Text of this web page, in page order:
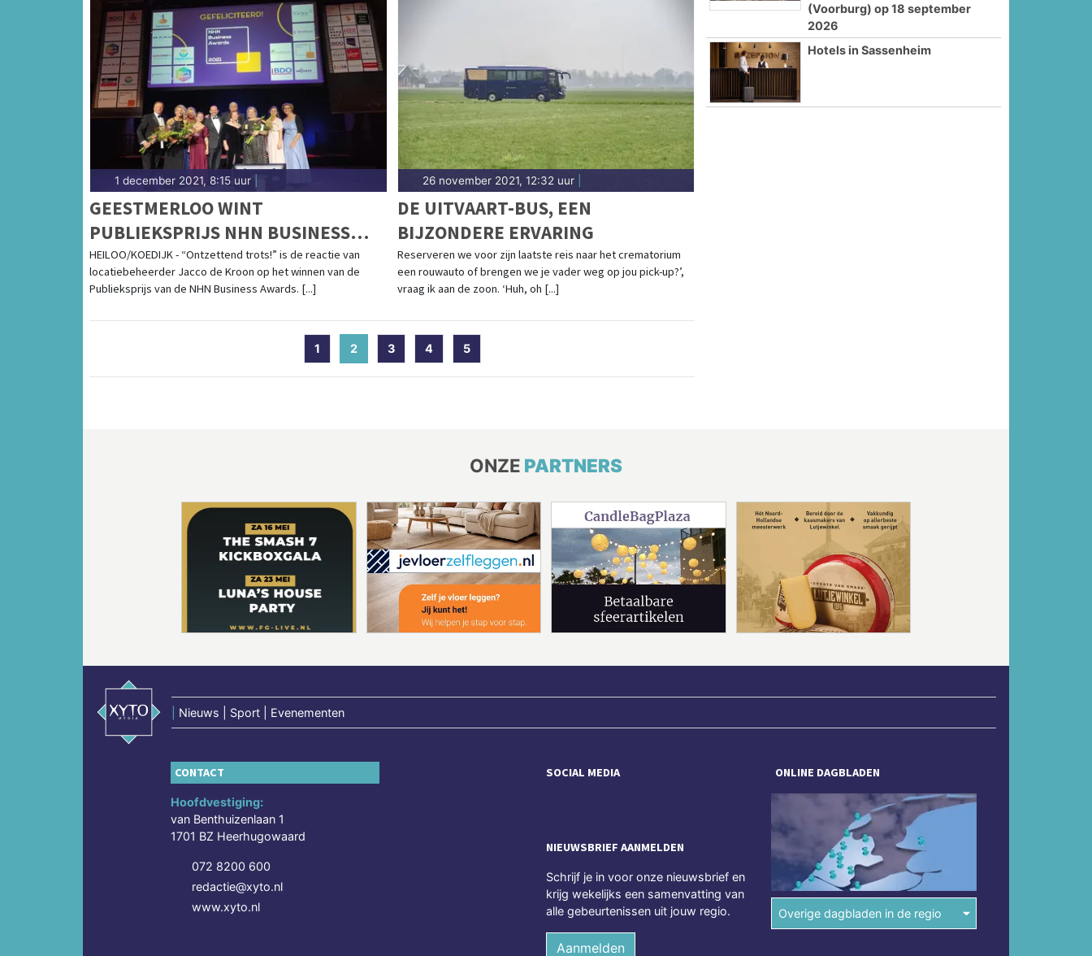
1 december 2021, 8:15 uur
GEESTMERLOO WINT
PUBLIEKSPRIJS NHN BUSINESS
AWARDS
HEILOO/KOEDIJK - “Ontzettend trots!” is de reactie van
locatiebeheerder Jacco de Kroon op het winnen van de
Publieksprijs van de NHN Business Awards. [...]
26 november 2021, 12:32 uur|
DE UITVAART-BUS, EEN
BIJZONDERE ERVARING
Reserveren we voor zijn laatste reis naar het crematorium
een rouwauto of brengen we je vader weg op jou pick-up?’,
vraag ik aan de zoon. ‘Huh, oh [...]
1 2(current)
3 4 5
(Voorburg) op 18 september
2026
Hotels in Sassenheim
ONZE PARTNERS
Nieuws | Sport | Evenementen
CONTACT
Hoofdvestiging:
van Benthuizenlaan 1
1701 BZ Heerhugowaard
072 8200 600
redactie@xyto.nl
www.xyto.nl
SOCIAL MEDIA
NIEUWSBRIEF AANMELDEN
Schrijf je in voor onze nieuwsbrief en
krijg wekelijks een samenvatting van
alle gebeurtenissen uit jouw regio.
Aanmelden
ONLINE DAGBLADEN
Overige dagbladen in de regio